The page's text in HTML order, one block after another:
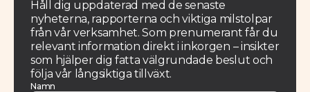
Håll dig uppdaterad med de senaste
nyheterna, rapporterna och viktiga milstolpar
från vår verksamhet. Som prenumerant får du
relevant information direkt i inkorgen – insikter
som hjälper dig fatta välgrundade beslut och
följa vår långsiktiga tillväxt.
Namn